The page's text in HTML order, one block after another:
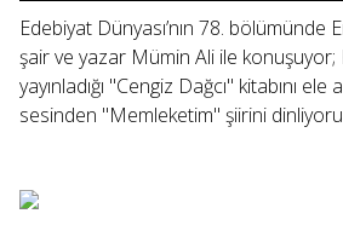
Edebiyat Dünyası’nın 78. bölümünde
şair ve yazar Mümin Ali ile konuşuyor;
yayınladığı "Cengiz Dağcı" kitabını
sesinden "Memleketim" şiirini